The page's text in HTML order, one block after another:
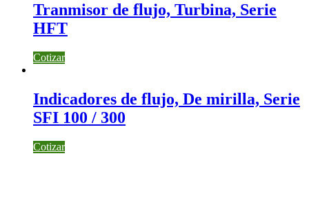
Tranmisor de flujo, Turbina, Serie
HFT
Cotizar
Indicadores de flujo, De mirilla, Serie
SFI 100 / 300
Cotizar